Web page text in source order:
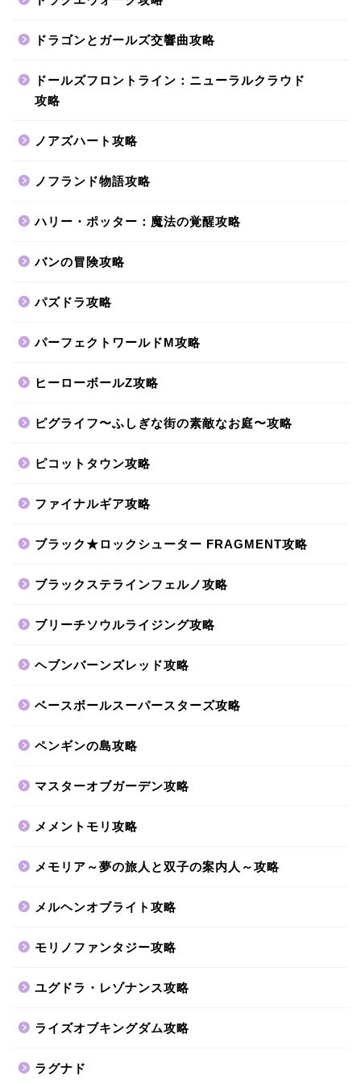
ドラゴンとガールズ交響曲攻略
ドールズフロントライン：ニューラルクラウド
攻略
ノアズハート攻略
ノフランド物語攻略
ハリー・ポッター：魔法の覚醒攻略
バンの冒険攻略
パズドラ攻略
パーフェクトワールドM攻略
ヒーローボールZ攻略
ピグライフ〜ふしぎな街の素敵なお庭〜攻略
ピコットタウン攻略
ファイナルギア攻略
ブラック★ロックシューター FRAGMENT攻略
ブラックステラインフェルノ攻略
ブリーチソウルライジング攻略
ヘブンバーンズレッド攻略
ベースボールスーパースターズ攻略
ペンギンの島攻略
マスターオブガーデン攻略
メメントモリ攻略
メモリア～夢の旅人と双子の案内人～攻略
メルヘンオブライト攻略
モリノファンタジー攻略
ユグドラ・レゾナンス攻略
ライズオブキングダム攻略
ラグナド